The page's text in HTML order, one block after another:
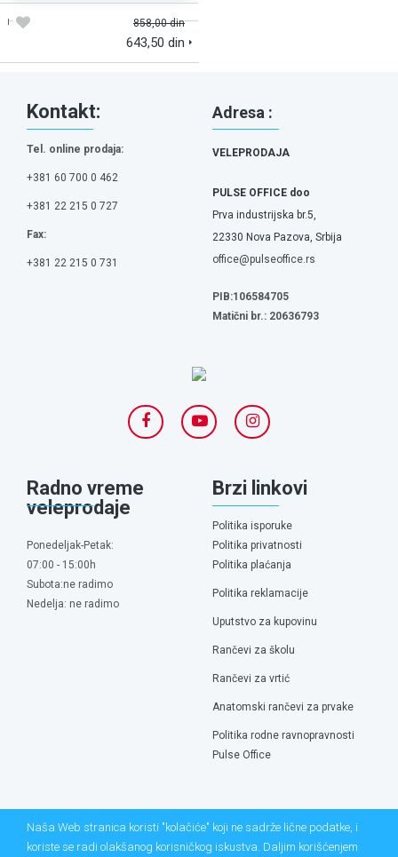
858,00 din
643,50 din
Kontakt:
Tel. online prodaja:
+381 60 700 0 462
+381 22 215 0 727
Fax:
+381 22 215 0 731
Adresa :
VELEPRODAJA
PULSE OFFICE doo
Prva industrijska br.5,
22330 Nova Pazova, Srbija
office@pulseoffice.rs
PIB:106584705
Matični br.: 20636793
Radno vreme
veleprodaje
Ponedeljak-Petak:
07:00 - 15:00h
Subota:ne radimo
Nedelja: ne radimo
Brzi linkovi
Politika isporuke
Politika privatnosti
Politika plaćanja
Politika reklamacije
Uputstvo za kupovinu
Rančevi za školu
Rančevi za vrtić
Anatomski rančevi za prvake
Politika rodne ravnopravnosti
Pulse Office
Naša Web stranica koristi "kolačiće" koji ne sadrže lične podatke, i
koriste se radi olakšanog korisničkog iskustva. Daljim korišćenjem